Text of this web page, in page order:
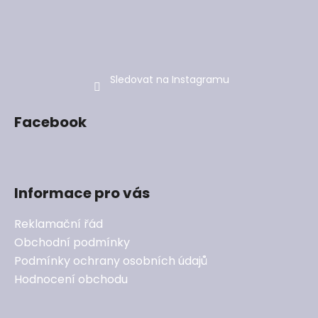
Sledovat na Instagramu
Facebook
Informace pro vás
Reklamační řád
Obchodní podmínky
Podmínky ochrany osobních údajů
Hodnocení obchodu